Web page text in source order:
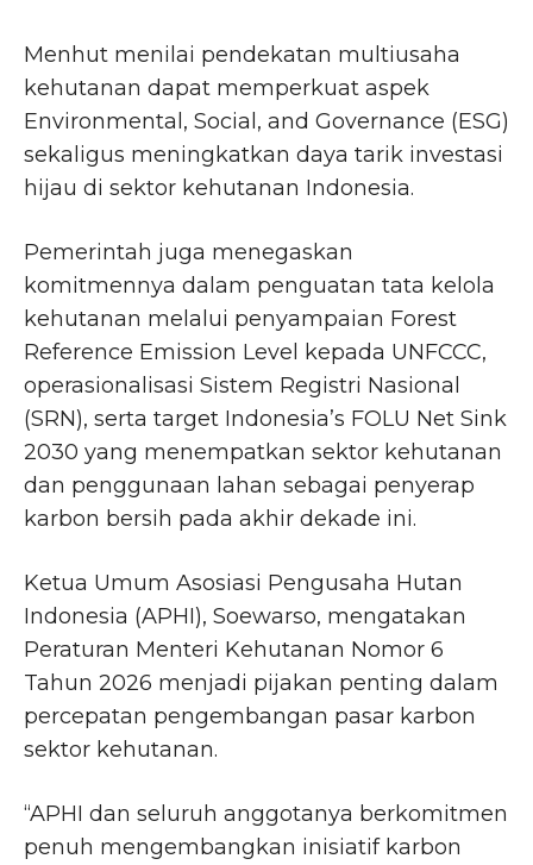
Menhut menilai pendekatan multiusaha
kehutanan dapat memperkuat aspek
Environmental, Social, and Governance (ESG)
sekaligus meningkatkan daya tarik investasi
hijau di sektor kehutanan Indonesia.
Pemerintah juga menegaskan
komitmennya dalam penguatan tata kelola
kehutanan melalui penyampaian Forest
Reference Emission Level kepada UNFCCC,
operasionalisasi Sistem Registri Nasional
(SRN), serta target Indonesia’s FOLU Net Sink
2030 yang menempatkan sektor kehutanan
dan penggunaan lahan sebagai penyerap
karbon bersih pada akhir dekade ini.
Ketua Umum Asosiasi Pengusaha Hutan
Indonesia (APHI), Soewarso, mengatakan
Peraturan Menteri Kehutanan Nomor 6
Tahun 2026 menjadi pijakan penting dalam
percepatan pengembangan pasar karbon
sektor kehutanan.
“APHI dan seluruh anggotanya berkomitmen
penuh mengembangkan inisiatif karbon